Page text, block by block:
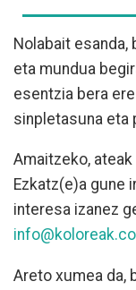
Nolabait esanda,
eta mundua
esentzia bera
sinpletasuna eta
Amaitzeko,
Ezkatz(e)a gune
interesa izanez
Areto xumea da,